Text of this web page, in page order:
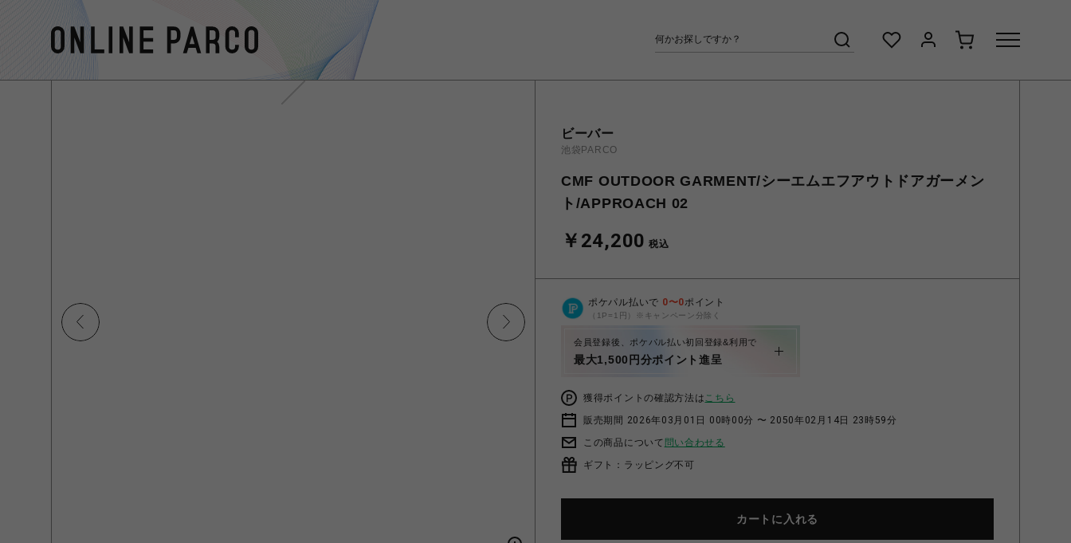
ビーバー
池袋PARCO
CMF OUTDOOR GARMENT/シーエムエフアウトドアガーメン
ト/APPROACH 02
￥24,200 税込
ポケパル払いで 0〜0ポイント
（1P=1円）※キャンペーン分除く
会員登録後、ポケパル払い初回登録&利用で
最大1,500円分ポイント進呈
獲得ポイントの確認方法はこちら
販売期間 2026年03月01日 00時00分 〜 2050年02月14日 23時59分
この商品について 問い合わせる
ギフト：ラッピング不可
カートに入れる